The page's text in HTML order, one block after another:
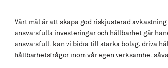
Vårt mål är att skapa god riskjusterad
ansvarsfulla investeringar och hållbarhet går
ansvarsfullt kan vi bidra till starka bolag, driva
hållbarhetsfrågor inom vår egen verksamhet